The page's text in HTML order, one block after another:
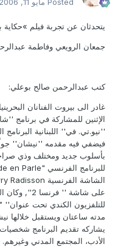
Posted مايو 11, 2006
يتحدثان عن تجربة فيلم‮ »‬حكاية
جمعان الرويعي‮ ‬وفاطمة
كتب عبدالرحمن صالح بوعلي‮:‬
على شاشة‮
‬الأدب،‮ ‬المجتمع المدني‮ ‬وغيرهم‮.‬